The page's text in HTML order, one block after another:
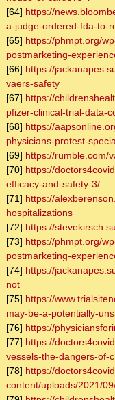
[64] https://
a-judge-ordered-fda-to-
[65] https://phmpt.org/
postmarketing-
[66] https://
vaers-safety
[67] https://
pfizer-clinical-trial-data-
[68] https://
physicians-protest-
[69] https://rumble.com/
[70] https://
efficacy-and-safety-3/
[71] https://
hospitalizations
[72] https://
[73] https://phmpt.org/
postmarketing-
[74] https://
not
[75] https://
may-be-a-potentially-
[76] https://
[77] https://
vessels-the-dangers-of-
[78] https://
content/uploads/2021/